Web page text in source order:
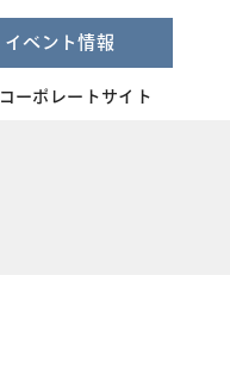
イベント情報
コーポレートサイト